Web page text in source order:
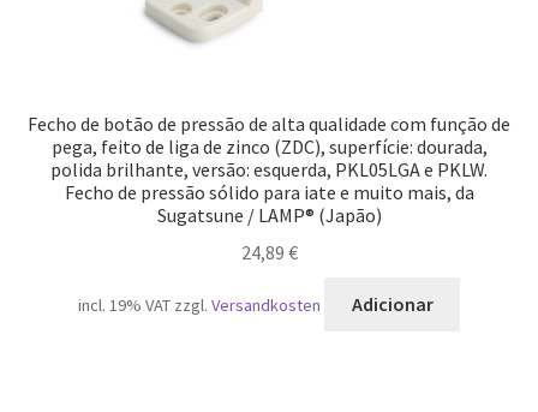
Fecho de botão de pressão de alta qualidade com função de
pega, feito de liga de zinco (ZDC), superfície: dourada,
polida brilhante, versão: esquerda, PKL05LGA e PKLW.
Fecho de pressão sólido para iate e muito mais, da
Sugatsune / LAMP® (Japão)
24,89 €
incl. 19% VAT zzgl. Versandkosten Adicionar